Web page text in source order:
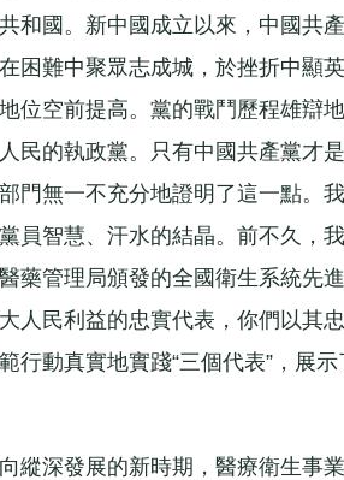
和國。新中國成立以來，中國共
困難中聚眾志成城，於挫折中顯
位空前提高。黨的戰鬥歷程雄辯
民的執政黨。只有中國共產黨才
門無一不充分地證明了這一點。
員智慧、汗水的結晶。前不久，
藥管理局頒發的全國衛生系統先
人民利益的忠實代表，你們以其
行動真實地實踐“三個代表”，展
深發展的新時期，醫療衛生事